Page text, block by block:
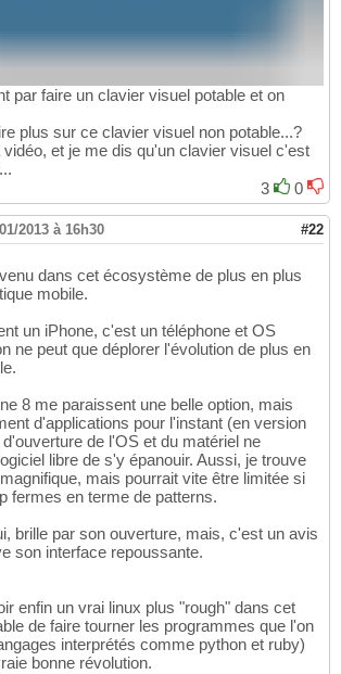
par faire un clavier visuel potable et on
plus sur ce clavier visuel non potable...?
et je me dis qu'un clavier visuel c'est
3
0
2013 à 16h30 #22
dans cet écosystème de plus en plus
mobile.
un iPhone, c'est un téléphone et OS
ne peut que déplorer l'évolution de plus en
8 me paraissent une belle option, mais
d'applications pour l'instant (en version
de l'OS et du matériel ne
libre de s'y épanouir. Aussi, je trouve
mais pourrait vite être limitée si
fermes en terme de patterns.
brille par son ouverture, mais, c'est un avis
son interface repoussante.
enfin un vrai linux plus "rough" dans cet
de faire tourner les programmes que l'on
interprétés comme python et ruby)
bonne révolution.